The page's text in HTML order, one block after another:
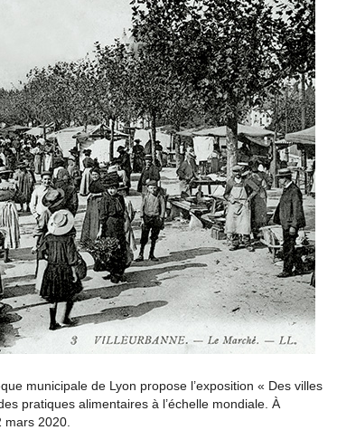
municipale de Lyon propose l’exposition « Des villes
pratiques alimentaires à l’échelle mondiale. À
2020.